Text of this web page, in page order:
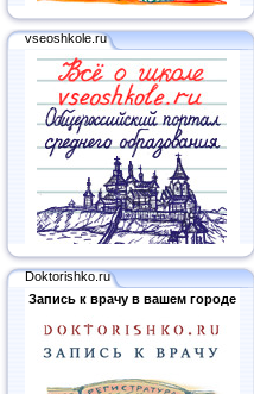
vseoshkole.ru
Doktorishko.ru
Запись к врачу в вашем городе